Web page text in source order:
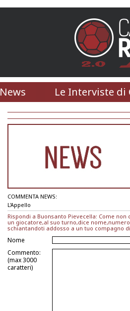
News Le Interviste di
COMMENTA NEWS:
L'Appello
Rispondi a Buonsanto Pievecella: Come
un giocatore,al suo turno,dice
schiantandoti addosso a un tuo compagno di
Nome
Commento:
(max 3000
caratteri)